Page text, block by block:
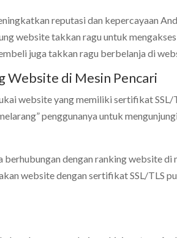
reputasi dan kepercayaan
website takkan ragu untuk
juga takkan ragu berbelanja di
Website di Mesin Pencari
website yang memiliki sertifikat SSL/
penggunanya untuk
berhubungan dengan ranking website di
website dengan sertifikat SSL/TLS